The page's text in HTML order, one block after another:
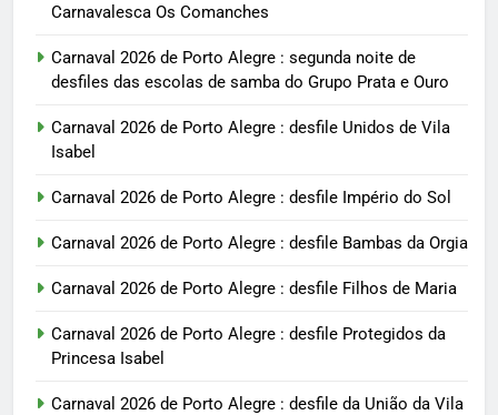
Carnavalesca Os Comanches
Carnaval 2026 de Porto Alegre : segunda noite de
desfiles das escolas de samba do Grupo Prata e Ouro
Carnaval 2026 de Porto Alegre : desfile Unidos de Vila
Isabel
Carnaval 2026 de Porto Alegre : desfile Império do Sol
Carnaval 2026 de Porto Alegre : desfile Bambas da Orgia
Carnaval 2026 de Porto Alegre : desfile Filhos de Maria
Carnaval 2026 de Porto Alegre : desfile Protegidos da
Princesa Isabel
Carnaval 2026 de Porto Alegre : desfile da União da Vila